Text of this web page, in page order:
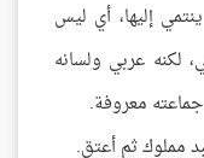
إليها، أي ليس
لكنه عربي ولسانه
معروفة.
مملوك ثم أعتق.